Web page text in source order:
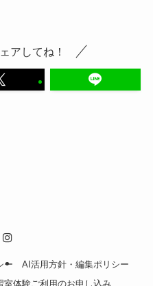
アしてね！
ー
AI活用方針・編集ポリシー
室体験ご利用のお申し込み